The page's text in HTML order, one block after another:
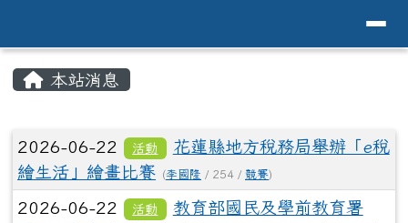
花蓮縣花蓮市中原國小全球資訊
本站消息
文章列表
2026-06-22 活動
花蓮縣地方稅務局舉辦「e稅
繪生活」繪畫比賽
(李國隆 / 254 / 競賽)
2026-06-22 活動
教育部國民及學前教育署